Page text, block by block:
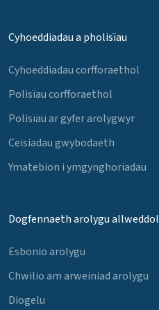
Cyhoeddiadau a pholisïau
Cyhoeddiadau corfforaethol
Polisïau corfforaethol
Polisïau ar gyfer arolygwyr
Ceisiadau gwybodaeth
Ymatebion i ymgynghoriadau
Dogfennaeth arolygu allweddol
Esbonio arolygu
Chwilio am arweiniad arolygu
Diogelu